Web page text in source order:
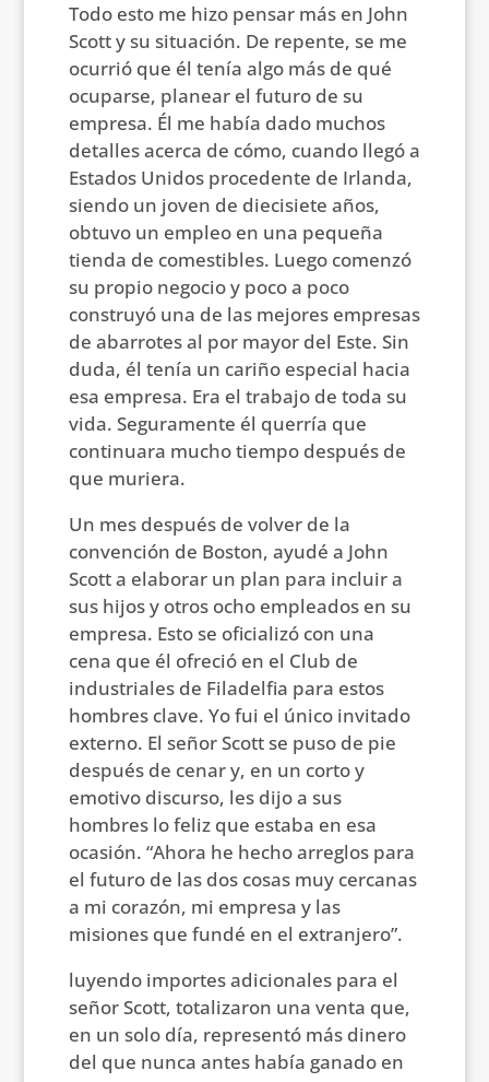
Todo esto me hizo pensar más en John
Scott y su situación. De repente, se me
ocurrió que él tenía algo más de qué
ocuparse, planear el futuro de su
empresa. Él me había dado muchos
detalles acerca de cómo, cuando llegó a
Estados Unidos procedente de Irlanda,
siendo un joven de diecisiete años,
obtuvo un empleo en una pequeña
tienda de comestibles. Luego comenzó
su propio negocio y poco a poco
construyó una de las mejores empresas
de abarrotes al por mayor del Este. Sin
duda, él tenía un cariño especial hacia
esa empresa. Era el trabajo de toda su
vida. Seguramente él querría que
continuara mucho tiempo después de
que muriera.
Un mes después de volver de la
convención de Boston, ayudé a John
Scott a elaborar un plan para incluir a
sus hijos y otros ocho empleados en su
empresa. Esto se oficializó con una
cena que él ofreció en el Club de
industriales de Filadelfia para estos
hombres clave. Yo fui el único invitado
externo. El señor Scott se puso de pie
después de cenar y, en un corto y
emotivo discurso, les dijo a sus
hombres lo feliz que estaba en esa
ocasión. “Ahora he hecho arreglos para
el futuro de las dos cosas muy cercanas
a mi corazón, mi empresa y las
misiones que fundé en el extranjero”.
luyendo importes adicionales para el
señor Scott, totalizaron una venta que,
en un solo día, representó más dinero
del que nunca antes había ganado en